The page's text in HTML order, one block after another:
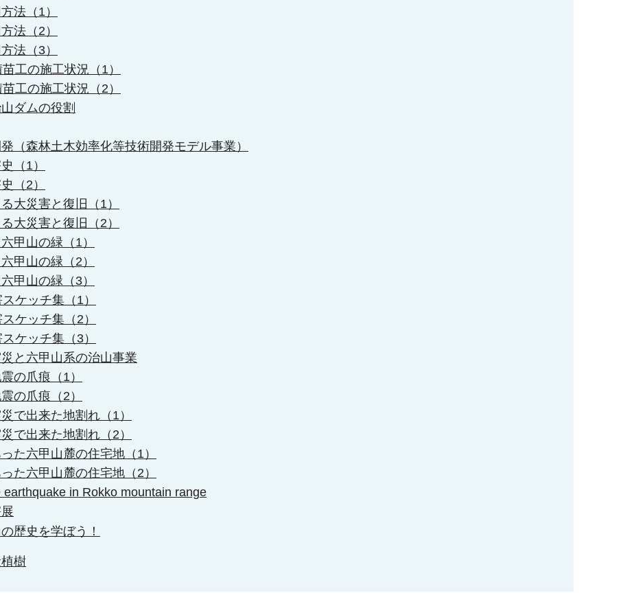
法（1）
法（2）
法（3）
工の施工状況（1）
工の施工状況（2）
ダムの役割
（森林土木効率化等技術開発モデル事業）
（1）
（2）
大災害と復旧（1）
大災害と復旧（2）
甲山の緑（1）
甲山の緑（2）
甲山の緑（3）
ケッチ集（1）
ケッチ集（2）
ケッチ集（3）
と六甲山系の治山事業
の爪痕（1）
の爪痕（2）
で出来た地割れ（1）
で出来た地割れ（2）
た六甲山麓の住宅地（1）
た六甲山麓の住宅地（2）
earthquake in Rokko mountain range
歴史を学ぼう！
樹